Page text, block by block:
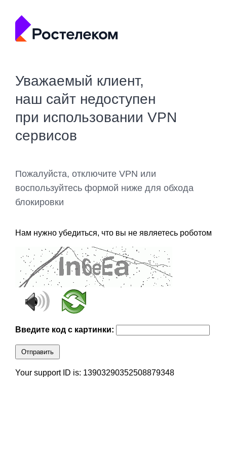
Уважаемый клиент,
наш сайт недоступен
при использовании VPN
сервисов
Пожалуйста, отключите VPN или
воспользуйтесь формой ниже для обхода
блокировки
Нам нужно убедиться, что вы не являетесь роботом
Введите код с картинки:
Отправить
Your support ID is: 13903290352508879348